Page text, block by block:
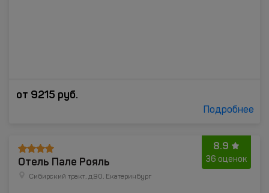
от 9215 руб.
Подробнее
8.9
36 оценок
Отель Пале Рояль
Сибирский тракт, д.90, Екатеринбург